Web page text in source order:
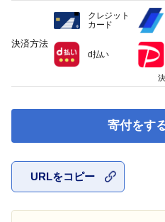
寄付をす
URLをコピー
決済方法
クレジット
カード
d払い